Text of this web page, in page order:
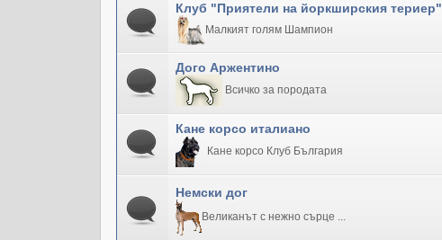
Клуб "Приятели на йоркширския териер"
Малкият голям Шампион
Дого Аржентино
Всичко за породата
Кане корсо италиано
Кане корсо Клуб България
Немски дог
Великанът с нежно сърце ...